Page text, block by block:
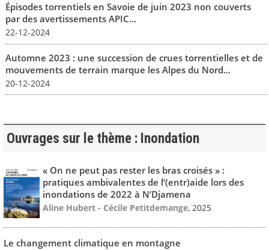
Épisodes torrentiels en Savoie de juin 2023 non couverts
par des avertissements APIC...
22-12-2024
Automne 2023 : une succession de crues torrentielles et de
mouvements de terrain marque les Alpes du Nord...
20-12-2024
Ouvrages sur le thème : Inondation
« On ne peut pas rester les bras croisés » :
pratiques ambivalentes de l’(entr)aide lors des
inondations de 2022 à N’Djamena
Aline Hubert - Cécile Petitdemange, 2025
Le changement climatique en montagne